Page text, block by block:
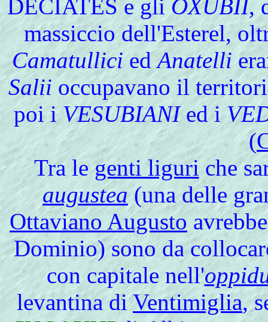
DECIATES e gliOXUBII,
massiccio dell'Esterel,
CamatulliciedAnatelli
Saliioccupavano il
poi iVESUBIANIed i
(
Tralegenti liguriche
augustea(una delle
Ottaviano Augusto
Dominio) sono da
con capitale nell'
levantina diVentimiglia,